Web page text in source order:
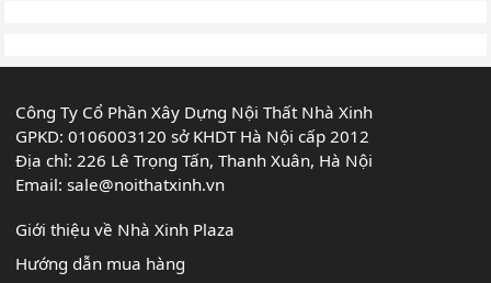
Công Ty Cổ Phần Xây Dựng Nội Thất Nhà Xinh
GPKD: 0106003120 sở KHDT Hà Nội cấp 2012
Địa chỉ: 226 Lê Trọng Tấn, Thanh Xuân, Hà Nội
Email:sale@noithatxinh.vn
Giới thiệu về Nhà Xinh Plaza
Hướng dẫn mua hàng